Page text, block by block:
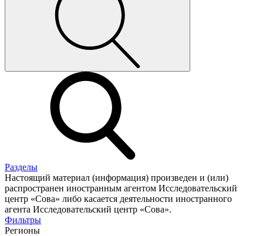
Разделы
Настоящий материал (информация) произведен и (или)
распространен иностранным агентом Исследовательский
центр «Сова» либо касается деятельности иностранного
агента Исследовательский центр «Сова».
Фильтры
Регионы